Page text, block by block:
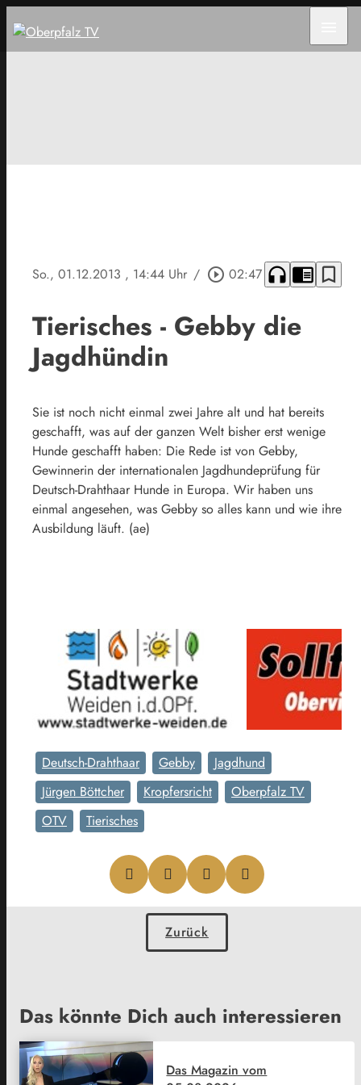
So., 01.12.2013 , 14:44 Uhr / play_circle_outline 02:47 headphones chrome_reader_mode bookmark_border
Tierisches - Gebby die
Jagdhündin
Sie ist noch nicht einmal zwei Jahre alt und hat bereits
geschafft, was auf der ganzen Welt bisher erst wenige
Hunde geschafft haben: Die Rede ist von Gebby,
Gewinnerin der internationalen Jagdhundeprüfung für
Deutsch-Drahthaar Hunde in Europa. Wir haben uns
einmal angesehen, was Gebby so alles kann und wie ihre
Ausbildung läuft. (ae)
Deutsch-Drahthaar Gebby
Jagdhund
Jürgen Böttcher
Kropfersricht
Oberpfalz TV
OTV
Tierisches
Zurück
Das könnte Dich auch interessieren
Das Magazin vom